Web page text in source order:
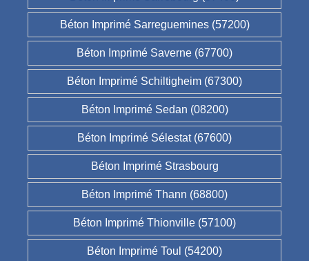
Béton Imprimé Sarreguemines (57200)
Béton Imprimé Saverne (67700)
Béton Imprimé Schiltigheim (67300)
Béton Imprimé Sedan (08200)
Béton Imprimé Sélestat (67600)
Béton Imprimé Strasbourg
Béton Imprimé Thann (68800)
Béton Imprimé Thionville (57100)
Béton Imprimé Toul (54200)